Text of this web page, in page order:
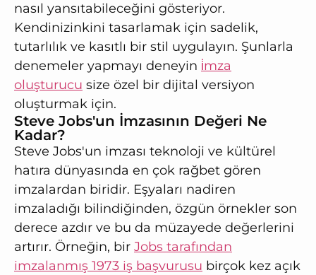
nasıl yansıtabileceğini gösteriyor.
Kendinizinkini tasarlamak için sadelik,
tutarlılık ve kasıtlı bir stil uygulayın. Şunlarla
denemeler yapmayı deneyin i̇mza
oluşturucu size özel bir dijital versiyon
oluşturmak için.
Steve Jobs'un İmzasının Değeri Ne
Kadar?
Steve Jobs'un imzası teknoloji ve kültürel
hatıra dünyasında en çok rağbet gören
imzalardan biridir. Eşyaları nadiren
imzaladığı bilindiğinden, özgün örnekler son
derece azdır ve bu da müzayede değerlerini
artırır. Örneğin, bir Jobs tarafından
imzalanmış 1973 iş başvurusu birçok kez açık